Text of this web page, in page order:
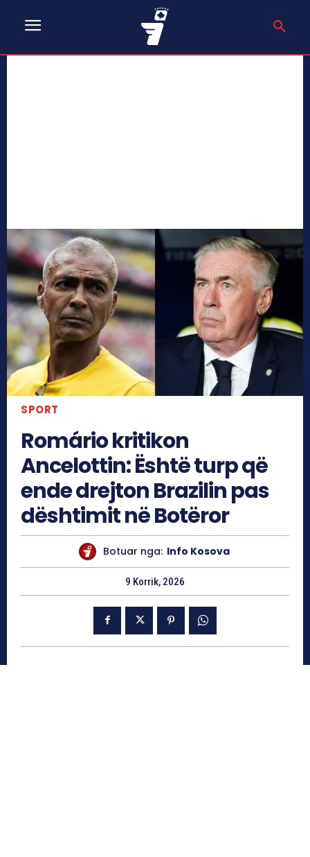
SPORT
Romário kritikon
Ancelottin: Është turp që
ende drejton Brazilin pas
dështimit në Botëror
Botuar nga: Info Kosova
9 Korrik, 2026